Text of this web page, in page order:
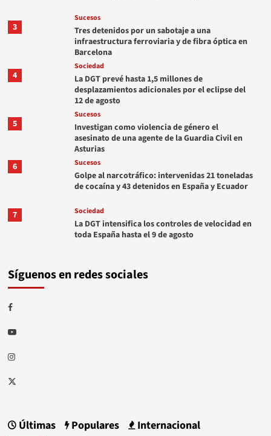
3
Sucesos
Tres detenidos por un sabotaje a una
infraestructura ferroviaria y de fibra óptica en
Barcelona
4
Sociedad
La DGT prevé hasta 1,5 millones de
desplazamientos adicionales por el eclipse del
12 de agosto
5
Sucesos
Investigan como violencia de género el
asesinato de una agente de la Guardia Civil en
Asturias
6
Sucesos
Golpe al narcotráfico: intervenidas 21 toneladas
de cocaína y 43 detenidos en España y Ecuador
7 Sociedad
La DGT intensifica los controles de velocidad en
toda España hasta el 9 de agosto
Síguenos en redes sociales
Facebook
Youtube
Instagram
Twitter
Últimas Populares Internacional